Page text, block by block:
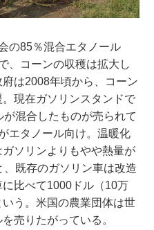
の85％混合エタノール
、コーンの収穫は拡大し
は2008年頃から、コーン
現在ガソリンスタンドで
混合したものが売られて
エタノール向け。温暖化
ソリンよりもやや熱量が
既存のガソリン車は改造
比べて1000ドル（10万
う。米国の農業団体は世
売りたがっている。